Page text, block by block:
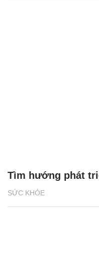
SỨC KHỎE
Tìm hướng phát